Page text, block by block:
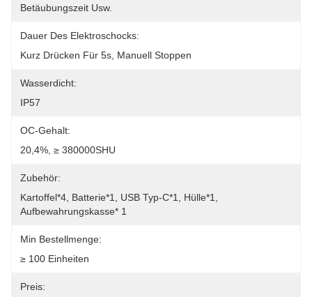
Betäubungszeit Usw.
Dauer Des Elektroschocks:
Kurz Drücken Für 5s, Manuell Stoppen
Wasserdicht:
IP57
OC-Gehalt:
20,4%, ≥ 380000SHU
Zubehör:
Kartoffel*4, Batterie*1, USB Typ-C*1, Hülle*1,
Aufbewahrungskasse* 1
Min Bestellmenge:
≥ 100 Einheiten
Preis: